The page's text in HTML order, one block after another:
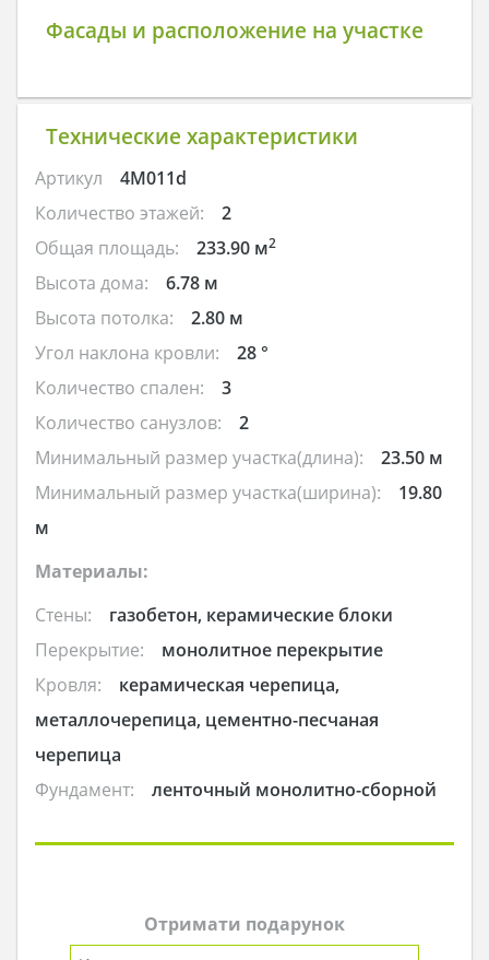
Фасады и расположение на участке
Технические характеристики
Артикул
4M011d
Количество этажей:
2
Общая площадь:
233.90 м2
Высота дома:
6.78 м
Высота потолка:
2.80 м
Угол наклона кровли:
28 °
Количество спален:
3
Количество санузлов:
2
Минимальный размер участка(длина):
23.50 м
Минимальный размер участка(ширина):
19.80
м
Материалы:
Стены:
газобетон, керамические блоки
Перекрытие:
монолитное перекрытие
Кровля:
керамическая черепица,
металлочерепица, цементно-песчаная
черепица
Фундамент:
ленточный монолитно-сборной
Отримати подарунок